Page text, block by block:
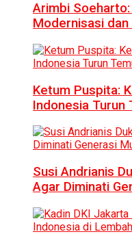
Arimbi
Modernisasi dan
Ketum Puspita:
Indonesia Turun
Susi Andrianis
Agar Diminati